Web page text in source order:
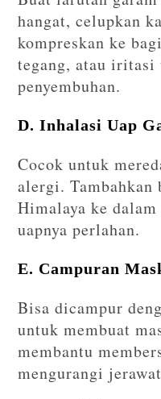
hangat, celupkan
kompreskan ke
tegang, atau iritasi
penyembuhan.
D. Inhalasi Uap
Cocok untuk
alergi. Tambahkan
Himalaya ke
uapnya perlahan.
E. Campuran
Bisa dicampur
untuk membuat
membantu
mengurangi